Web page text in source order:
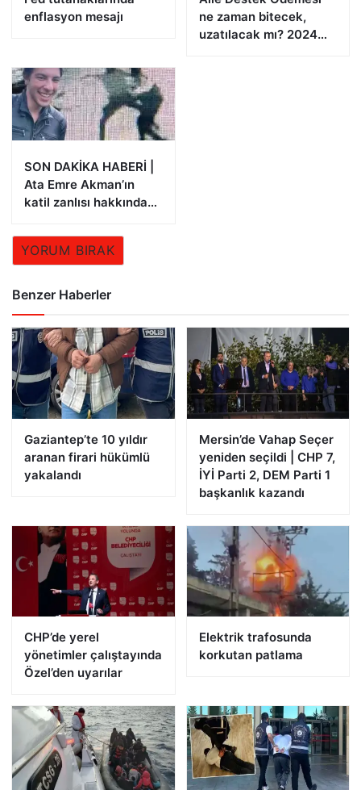
enflasyon mesajı
ne zaman bitecek,
uzatılacak mı? 2024
SON DAKİKA HABERİ |
Ata Emre Akman’ın
katil zanlısı hakkında
YORUM BIRAK
Benzer Haberler
Gaziantep’te 10 yıldır
aranan firari hükümlü
yakalandı
Mersin’de Vahap Seçer
yeniden seçildi | CHP 7,
İYİ Parti 2, DEM Parti 1
başkanlık kazandı
CHP’de yerel
yönetimler çalıştayında
Özel’den uyarılar
Elektrik trafosunda
korkutan patlama